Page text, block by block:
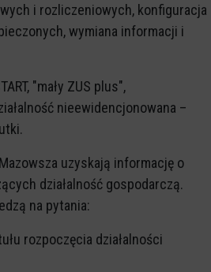
i rozliczeniowych, konfiguracja
wymiana informacji i
"mały ZUS plus",
nieewidencjonowana –
uzyskają informację o
działalność gospodarczą.
na pytania:
rozpoczęcia działalności